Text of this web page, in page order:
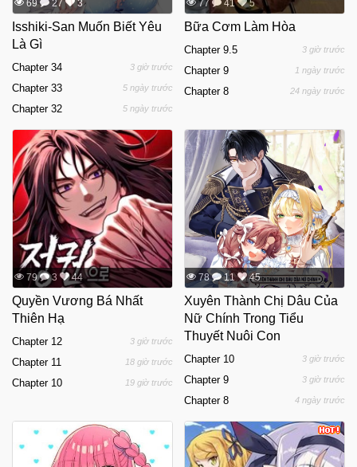
69 27 3
Isshiki-San Muốn Biết Yêu
Là Gì
Chapter 34 3 giờ trước
Chapter 33 5 ngày trước
Chapter 32 5 ngày trước
77 41 5
Bữa Cơm Làm Hòa
Chapter 9.5 3 giờ trước
Chapter 9 1 ngày trước
Chapter 8 24 ngày trước
79 3 44
Quyền Vương Bá Nhất
Thiên Hạ
Chapter 12 3 giờ trước
Chapter 11 18 giờ trước
Chapter 10 19 giờ trước
78 11 45
Xuyên Thành Chị Dâu Của
Nữ Chính Trong Tiểu
Thuyết Nuôi Con
Chapter 10 3 giờ trước
Chapter 9 3 giờ trước
Chapter 8 4 ngày trước